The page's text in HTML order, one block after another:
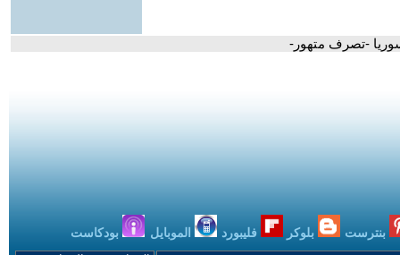
-تصرف متهور-
بنترست بلوكر فليبورد الموبايل بودكاست